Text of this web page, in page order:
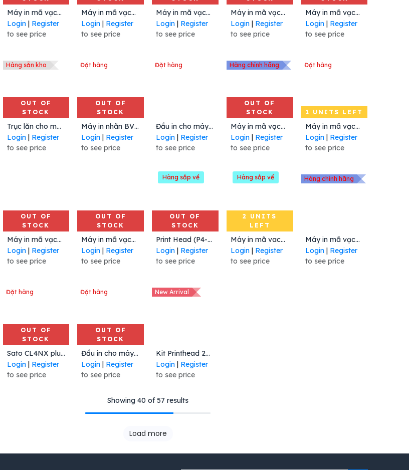
Máy in mã vạch MP4000D 203 dpi, Mã: MP4000D-TR2P111W1B0, Hiệu MEFERI
Login| Register
to see price
Máy in mã vạch PD45S 203 dpi, Mã: PD45, Hiệu Honeywell
Login | Register
to see price
Máy in mã vạch PD45S 203 dpi, Mã: PD45S, Hiệu Honeywell
Login | Register
to see price
Máy in mã vạch BV410T 300 dpi, Mã: BV410T300, Hiệu Toshiba
Login| Register
to see price
Máy in mã vạch BV410T 203 dpi, Mã: BV410T203, Hiệu Toshiba
Login| Register
to see price
Hàng sẵn kho
OUT OF
STOCK
Trục lăn cho máy in mã vạch Zebra 105SL 200dpi (G32011M)
Login| Register
to see price
Đặt hàng
OUT OF
STOCK
Máy in nhãn BV420T 203 dpi, Mã: BV420T-GS, Hiệu Toshiba
Login | Register
to see price
Đặt hàng
Add to CartĐầu in cho máy CL-S621 203 dpi, Mã: JJM14705-0, Hiệu Citizen
Login | Register
to see price
Hàng chính hãng
OUT OF
STOCK
Máy in mã vạch CLS-621, 203 dpi, Hiệu : Citizen
Login| Register
to see price
Đặt hàng
1 UNITS LEFT
Add to Cart
Máy in mã vạch ZD888TA, 203 dpi, Mã: ZD88A42-309G0GNZ, Hiệu Zebra
Login| Register
to see price
OUT OF
STOCK
Máy in mã vạch di động ZR668 Plus, Mã:ZR66-ACWAC14-00, Hiệu Zebra
Login| Register
to see price
OUT OF
STOCK
Máy in mã vạch XM4-200, PN: 99-XM402-000, hiệu Argox
Login
Register
to see price
Hàng sắp về
OUT OF
STOCK
Print Head (P4-250/Pro)
Login
Register
to see price
Hàng sắp về
2 UNITS
LEFT
Add to Cart
Máy in mã vach P4-250 Pro 203 dpi, Mã: 99-P4202-004 Hiệu: Agox
Login| Register
to see price
Hàng chính hãng
Add to Cart
Máy in mã vạch để bàn MP4000D, Mã: MP4000D-TR2P111W0B0, Hiệu Meferi
Login| Register
to see price
Đặt hàng
OUT OF
STOCK
Sato CL4NX plus 203dpi
Login| Register
to see price
Đặt hàng
OUT OF
STOCK
Đầu in cho máy in Sato WS4TT 203 dpi
Login | Register
to see price
New Arrival
Add to Cart
Kit Printhead 203 dpi ZT510
Login | Register
to see price
Showing 40 of 57 results
Load more